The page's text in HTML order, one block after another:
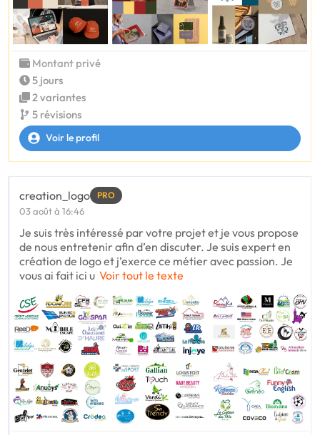
Montant privé
5 jours
2 variantes
5 révisions
Voir le profil
creation_logo PRO
03 août à 16:46
Je suis très intéressé par votre projet et je vous propose
de nous entretenir afin d’en discuter. Je suis expert en
création de logo et j’exerce ce métier avec passion. Je
vous ai fait ici u Voir tout le texte